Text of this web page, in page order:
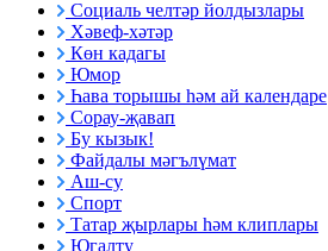
Социаль челтәр йолдызлары
Хәвеф-хәтәр
Көн кадагы
Юмор
Һава торышы һәм ай календаре
Сорау-җавап
Бу кызык!
Файдалы мәгълүмат
Аш-су
Спорт
Татар җырлары һәм клиплары
Югалту